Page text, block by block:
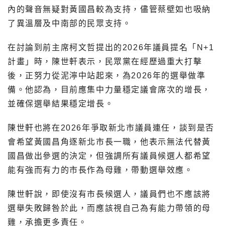
內的聲音無疑對黃國昌較為支持，儘管蔡壁如也吸納
了異溫層及中南部的民眾支持。
在討論到前主席柯文哲提出的2026年議員提名「N+1
計畫」時，陳世軒表示，民眾黨在經歷過重大打擊
後，正努力從泥濘中站起來，為2026年的選舉做準
備。他認為，目前應集中力量穩定議會席次的增長，
並確保選舉結果穩定增長。
陳世軒也將在2026年爭取新北市議員連任，談到是否
會希望黃國昌角逐新北市長一職，他表示無法代替黃
國昌做出參選的決定，但強調所有議員候選人都希望
能有強而有力的市長作為母雞，帶動選舉效應。
陳世軒說，即使沒有市長候選人，議員們也不應該將
選舉失敗歸咎於此，而應該視自己為有能力帶領的母
雞，承擔更多責任。